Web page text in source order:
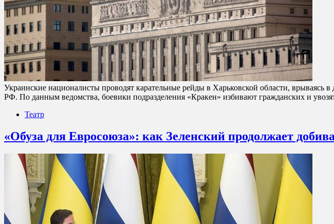
Украинские националисты проводят карательные рейды в Харьковской области,
РФ. По данным ведомства, боевики подразделения «Кракен» избивают гражданских и
Театр
«Обуза для Евросоюза»: как Зеленский продолжает